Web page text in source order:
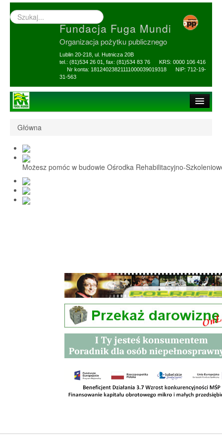
Wyszukiwarka
–
Fundacja Fuga Mundi
Organizacja pożytku publicznego
Lublin 20-218, ul. Hutnicza 20B
tel.: (81)534 26 01, fax: (81)534 83 76 KRS: 0000 106 416
Nr konta: 18124023821111000039019318 NIP: 712-19-
31-563
1,5% i darowizny
Nasi Beneficjenci
Ośrodek Reh-Szkol
Sprawozdania
Główna
Możesz pomóc w budowie Ośrodka Rehabilitacyjno-